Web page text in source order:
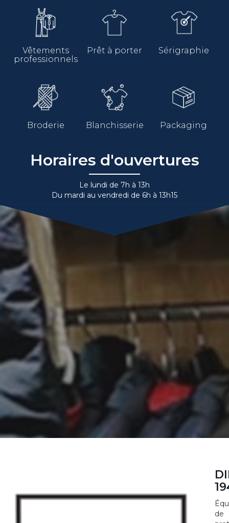
Vêtements
professionnels
Prêt à porter Sérigraphie
Broderie Blanchisserie Packaging
Horaires d'ouvertures
Le lundi de 7h à 13h
Du mardi au vendredi de 6h à 13h15
de